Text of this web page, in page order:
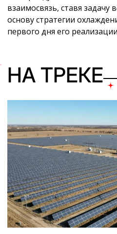
взаимосвязь, ставя задачу
основу стратегии
первого дня его
НА ТРЕКЕ